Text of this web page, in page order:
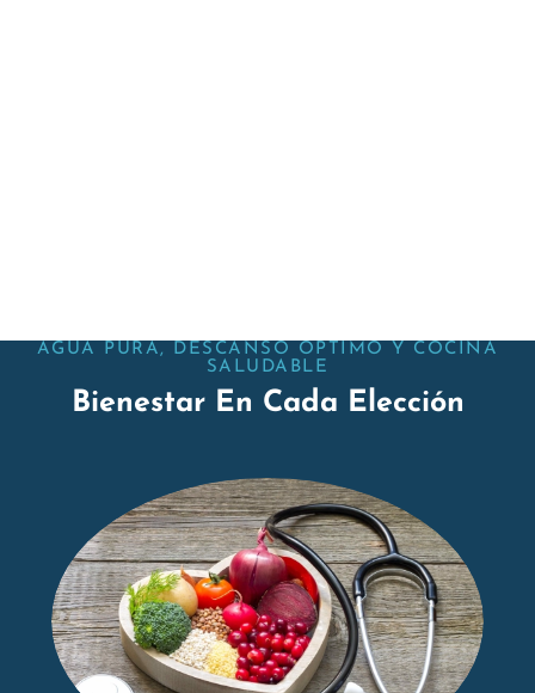
AGUA PURA, DESCANSO OPTIMO Y COCINA
SALUDABLE
Bienestar En Cada Elección